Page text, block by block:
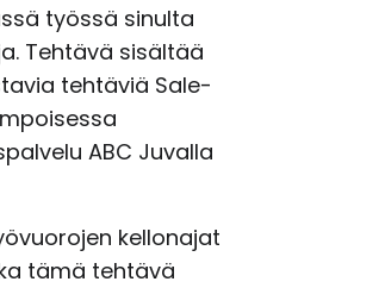
työssä sinulta
Tehtävä sisältää
tehtäviä Sale-
ABC Juvalla
kellonajat
tämä tehtävä